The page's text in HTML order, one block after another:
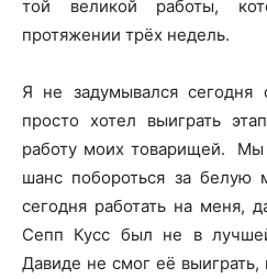
той великой работы,
протяжении трёх недель.
Я не задумывался
просто хотел выиграть
работу моих товарищей.
шанс побороться за белую
сегодня работать на меня,
Сепп Кусс был не в
Давиде не смог её